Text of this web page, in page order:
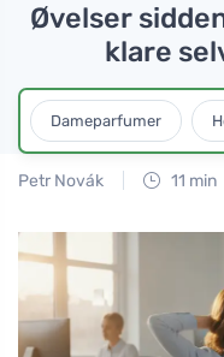
Øvelser
klare
Dameparfumer
Petr Novák 11 min